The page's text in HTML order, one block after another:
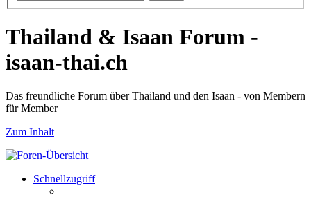
Thailand & Isaan Forum -
isaan-thai.ch
Das freundliche Forum über Thailand und den Isaan - von Membern
für Member
Zum Inhalt
Schnellzugriff